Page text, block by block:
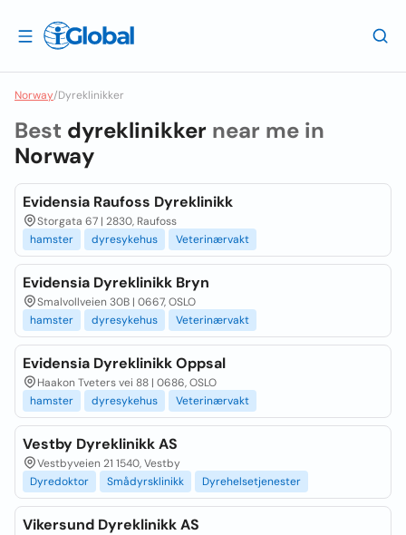
Norway/Dyreklinikker
Best dyreklinikker near me in
Norway
Evidensia Raufoss Dyreklinikk
Storgata 67 | 2830, Raufoss
hamster
dyresykehus Veterinærvakt
Evidensia Dyreklinikk Bryn
Smalvollveien 30B | 0667, OSLO
hamster
dyresykehus Veterinærvakt
Evidensia Dyreklinikk Oppsal
Haakon Tveters vei 88 | 0686, OSLO
hamster
dyresykehus Veterinærvakt
Vestby Dyreklinikk AS
Vestbyveien 21 1540, Vestby
Dyredoktor
Smådyrsklinikk Dyrehelsetjenester
Vikersund Dyreklinikk AS